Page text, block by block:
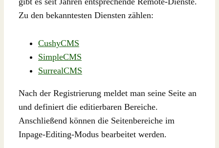
Zu den bekanntesten Diensten zählen:
CushyCMS
SimpleCMS
SurrealCMS
Nach der Registrierung meldet man seine Seite an
und definiert die editierbaren Bereiche.
Anschließend können die Seitenbereiche im
Inpage-Editing-Modus bearbeitet werden.